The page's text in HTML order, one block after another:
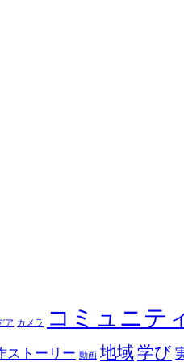
ア カメラ コミュニテ
ストーリー 動画 地域学び